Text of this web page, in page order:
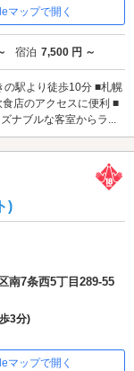
マップで開く
宿泊 7,500 円 ～
の駅より徒歩10分 ■札幌
店のアクセスに便利 ■
ナブルな客室からラ...
)
うち4
南7条西5丁目289-55
3分)
マップで開く